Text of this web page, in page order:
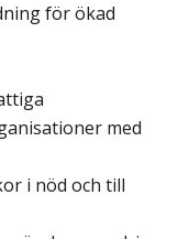
för ökad
med
i nöd och till